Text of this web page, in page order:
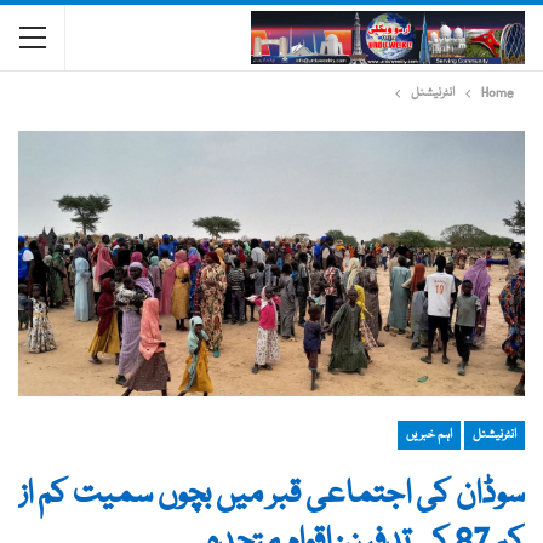
Home انٹرنیشنل
انٹرنیشنل اہم خبریں
سوڈان کی اجتماعی قبر میں بچوں سمیت کم از